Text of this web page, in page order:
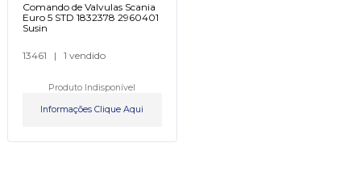
Comando de Valvulas Scania
Euro 5 STD 1832378 2960401
Susin
13461 | 1 vendido
Produto Indisponível
Informações Clique Aqui